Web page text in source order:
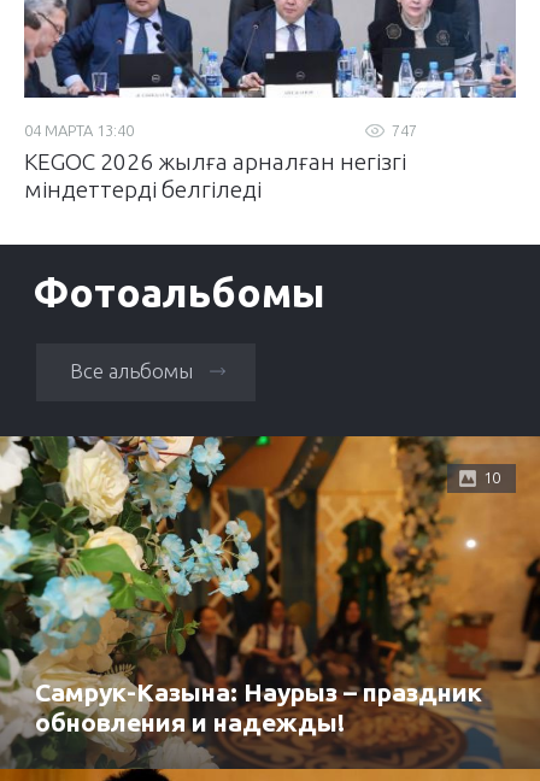
747
04 МАРТА 13:40
KEGOC 2026 жылға арналған негізгі
міндеттерді белгіледі
Фотоальбомы
Все альбомы
10
Самрук-Казына: Наурыз – праздник
обновления и надежды!